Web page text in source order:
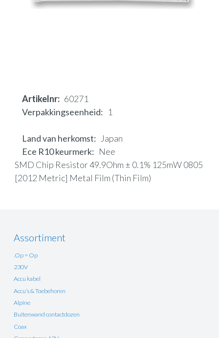
Artikelnr
60271
Verpakkingseenheid
1
Land van herkomst
Japan
Ece R10 keurmerk
Nee
SMD Chip Resistor 49.9Ohm ± 0.1% 125mW 0805
[2012 Metric] Metal Film (Thin Film)
Assortiment
.Op = Op
230V
Accu kabel
Accu’s & Toebehoren
Alpine
Buitenwand contactdozen
Coax